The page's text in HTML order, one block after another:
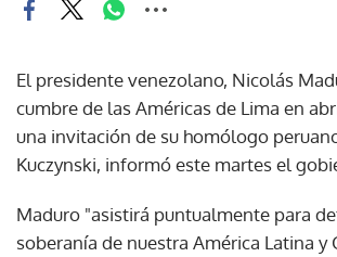
El presidente venezolano, Nicolás
cumbre de las Américas de Lima en
una invitación de su homólogo
Kuczynski, informó este martes el
Maduro "asistirá puntualmente para
soberanía de nuestra América Latina y